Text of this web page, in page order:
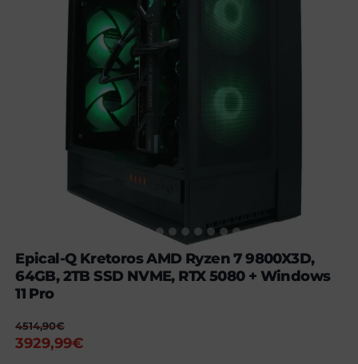
Epical-Q Kretoros AMD Ryzen 7 9800X3D,
64GB, 2TB SSD NVME, RTX 5080 + Windows
11 Pro
4514,90€
El
3929,99€